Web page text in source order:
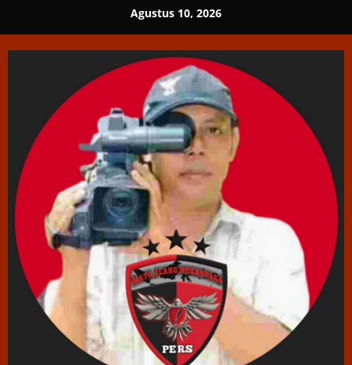
to
content
Agustus 10, 2026